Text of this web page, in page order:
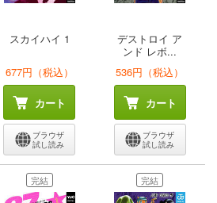
スカイハイ 1
677円（税込）
カート
ブラウザ
試し読み
デストロイ ア
ンド レボ...
536円（税込）
カート
ブラウザ
試し読み
完結 完結